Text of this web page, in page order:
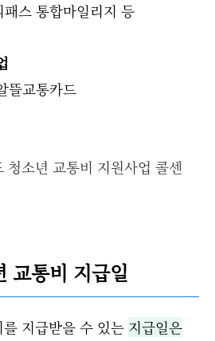
스 통합마일리지 등
뜰교통카드
소년 교통비 지원사업 콜센
교통비 지급일
지급받을 수 있는 지급일은